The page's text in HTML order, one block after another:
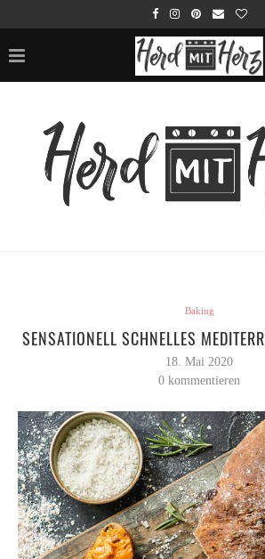
Baking
SENSATIONELL SCHNELLES
18. Mai 2020
0 kommentieren